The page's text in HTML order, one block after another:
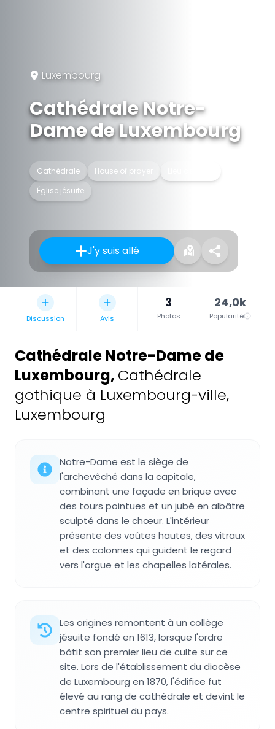
Luxembourg
Cathédrale Notre-
Dame de Luxembourg
Cathédrale House of prayer
Église jésuite
J'y suis allé
Discussion Avis
3
Photos
24,0k
Popularité
Cathédrale Notre-Dame de
Luxembourg, Cathédrale
gothique à Luxembourg-ville,
Luxembourg
Notre-Dame est le siège de
l'archevêché dans la capitale,
combinant une façade en brique avec
des tours pointues et un jubé en albâtre
sculpté dans le chœur. L'intérieur
présente des voûtes hautes, des vitraux
et des colonnes qui guident le regard
vers l'orgue et les chapelles latérales.
Les origines remontent à un collège
jésuite fondé en 1613, lorsque l'ordre
bâtit son premier lieu de culte sur ce
site. Lors de l'établissement du diocèse
de Luxembourg en 1870, l'édifice fut
élevé au rang de cathédrale et devint le
centre spirituel du pays.